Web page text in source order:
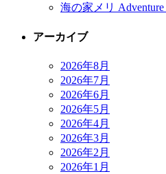
海の家メリ Adventure
アーカイブ
2026年8月
2026年7月
2026年6月
2026年5月
2026年4月
2026年3月
2026年2月
2026年1月